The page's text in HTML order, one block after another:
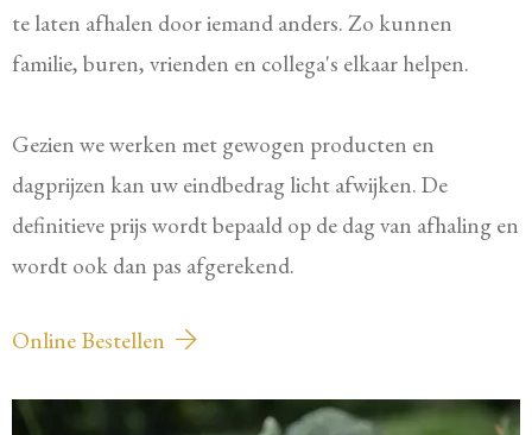
te laten afhalen door iemand anders. Zo kunnen
familie, buren, vrienden en collega's elkaar helpen.
Gezien we werken met gewogen producten en
dagprijzen kan uw eindbedrag licht afwijken. De
definitieve prijs wordt bepaald op de dag van afhaling en
wordt ook dan pas afgerekend.
Online Bestellen